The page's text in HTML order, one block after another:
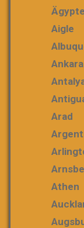
Aigle
Ankara
Arad
Athen